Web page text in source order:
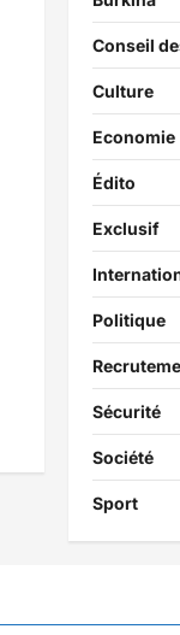
Conseil
Culture
Economie
Édito
Exclusif
Politique
Sécurité
Société
Sport